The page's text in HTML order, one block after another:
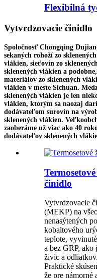
Flexibilná
Vytvrdzovacie činidlo
Spoločnosť Chongqing
sekaných rohoží zo
vlákien, sieťovín zo
sklenených vlákien a
materiálov zo sklenených
vlákien v meste Sichuan.
sklenených vlákien je len
vlákien, ktorým sa naozaj
dodávateľom surovín na
sklenených vlákien.
zaoberáme už viac ako 40
dodávateľov sklenených
činidlo
Vytvrdzovacie
(MEKP) na
nenasýtených
kobaltového
teplote,
a bez GRP,
živíc a odliatkov.
Praktické
že pre námorné